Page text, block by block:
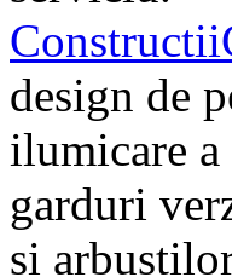
design de
ilumicare
garduri
si